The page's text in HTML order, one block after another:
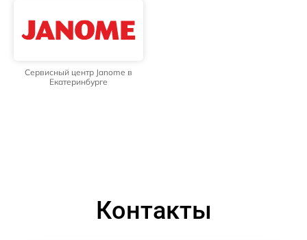
Сервисный центр Janome в
Екатеринбурге
Контакты